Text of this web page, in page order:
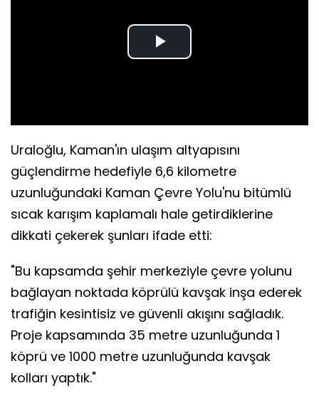
Play
Uraloğlu, Kaman'ın ulaşım altyapısını
güçlendirme hedefiyle 6,6 kilometre
uzunluğundaki Kaman Çevre Yolu'nu bitümlü
sıcak karışım kaplamalı hale getirdiklerine
dikkati çekerek şunları ifade etti:
"Bu kapsamda şehir merkeziyle çevre yolunu
bağlayan noktada köprülü kavşak inşa ederek
trafiğin kesintisiz ve güvenli akışını sağladık.
Proje kapsamında 35 metre uzunluğunda 1
köprü ve 1000 metre uzunluğunda kavşak
kolları yaptık."